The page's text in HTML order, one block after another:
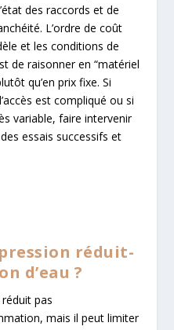
des raccords et de
L’ordre de coût
et les conditions de
de raisonner en “matériel
qu’en prix fixe. Si
est compliqué ou si
variable, faire intervenir
essais successifs et
réduit-
d’eau ?
pas
mais il peut limiter